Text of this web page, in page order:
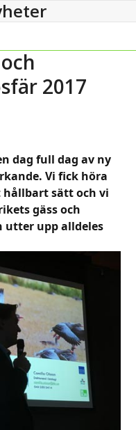
2017
dag full dag av ny
Vi fick höra
sätt och vi
gäss och
utter upp alldeles